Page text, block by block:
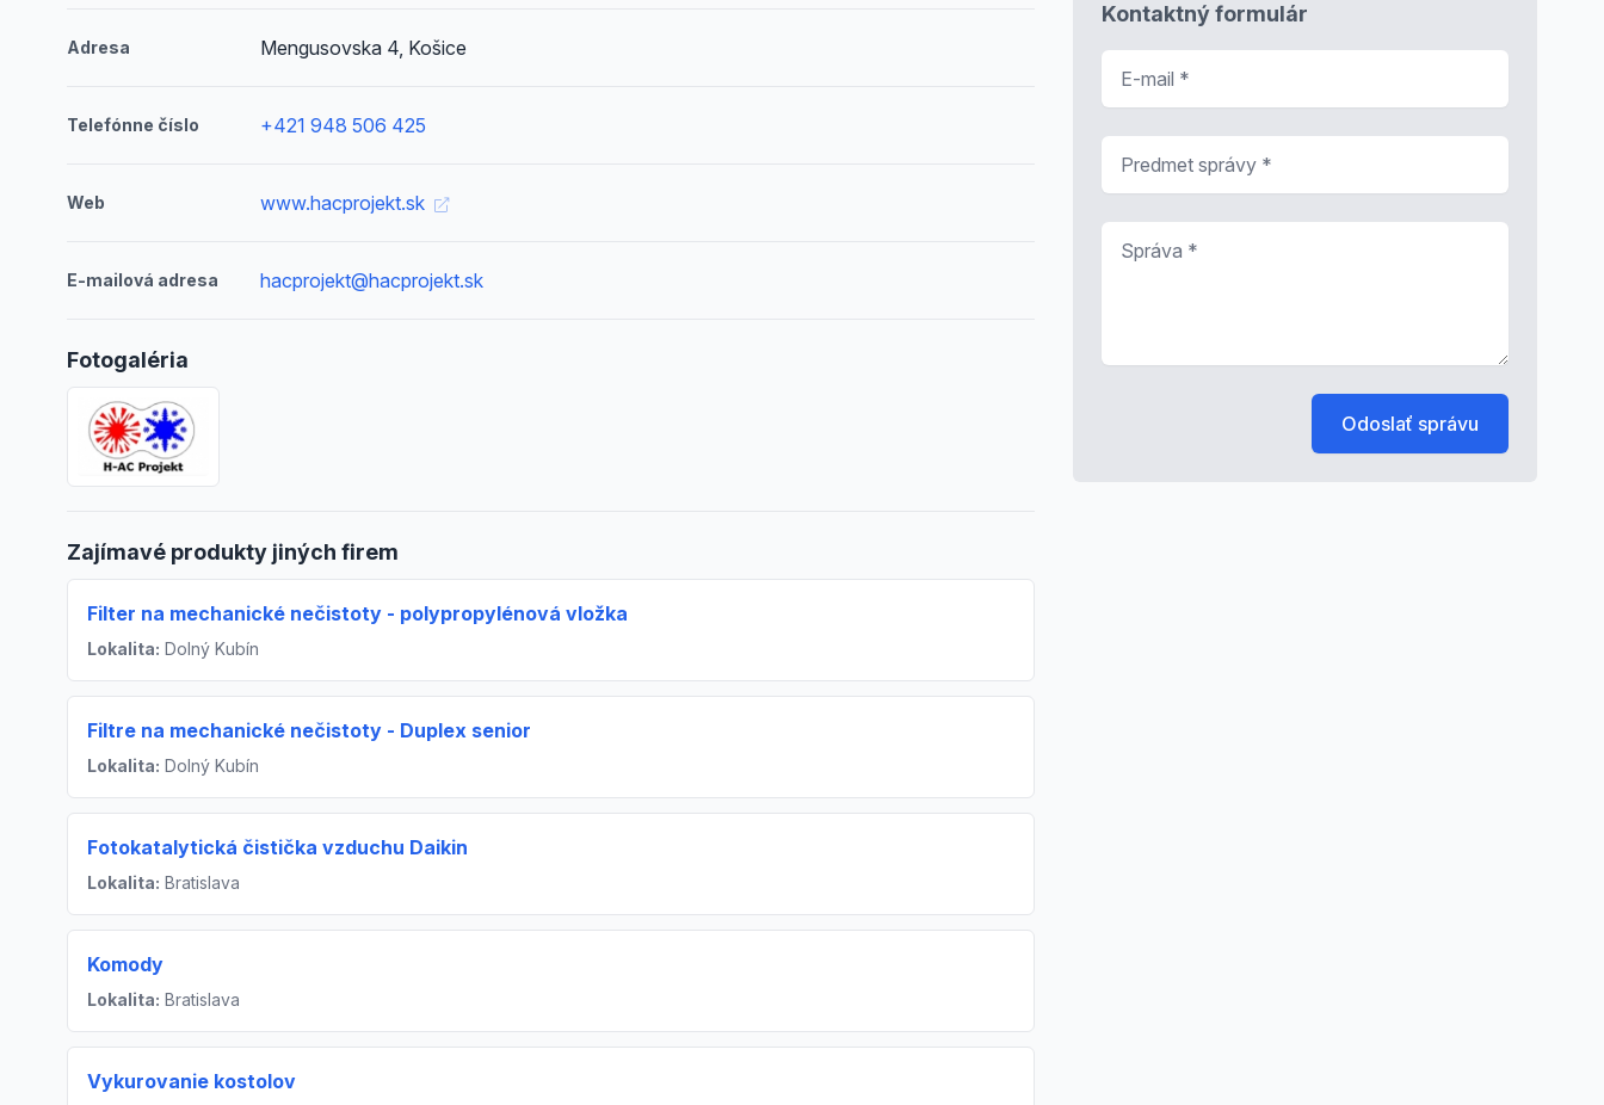
Adresa Mengusovska 4, Košice
Telefónne číslo +421 948 506 425
Web www.hacprojekt.sk
E-mailová adresa hacprojekt@hacprojekt.sk
Fotogaléria
Zajímavé produkty jiných firem
Filter na mechanické nečistoty - polypropylénová vložka
Lokalita: Dolný Kubín
Filtre na mechanické nečistoty - Duplex senior
Lokalita: Dolný Kubín
Fotokatalytická čistička vzduchu Daikin
Lokalita: Bratislava
Komody
Lokalita: Bratislava
Vykurovanie kostolov
Kontaktný formulár
Odoslať správu